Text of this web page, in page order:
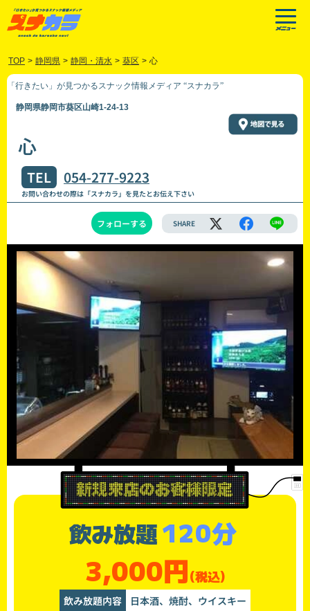
TOP > 静岡県 > 静岡・清水 > 葵区 > 心
「行きたい」が見つかるスナック情報メディア “スナカラ”
静岡県静岡市葵区山崎1-24-13
心
TEL 054-277-9223
お問い合わせの際は「スナカラ」を見たとお伝え下さい
フォローする SHARE
飲み放題120分
3,000円(税込)
飲み放題内容
日本酒、焼酎、ウイスキー